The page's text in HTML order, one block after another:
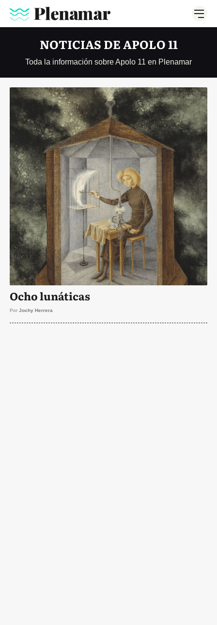
NOTICIAS DE APOLO 11
Toda la información sobre Apolo 11 en Plenamar
Ocho lunáticas
Por Jochy Herrera